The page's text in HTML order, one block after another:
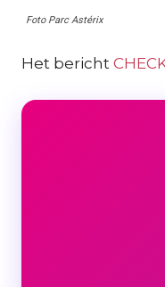
Foto Parc Astérix
Het bericht